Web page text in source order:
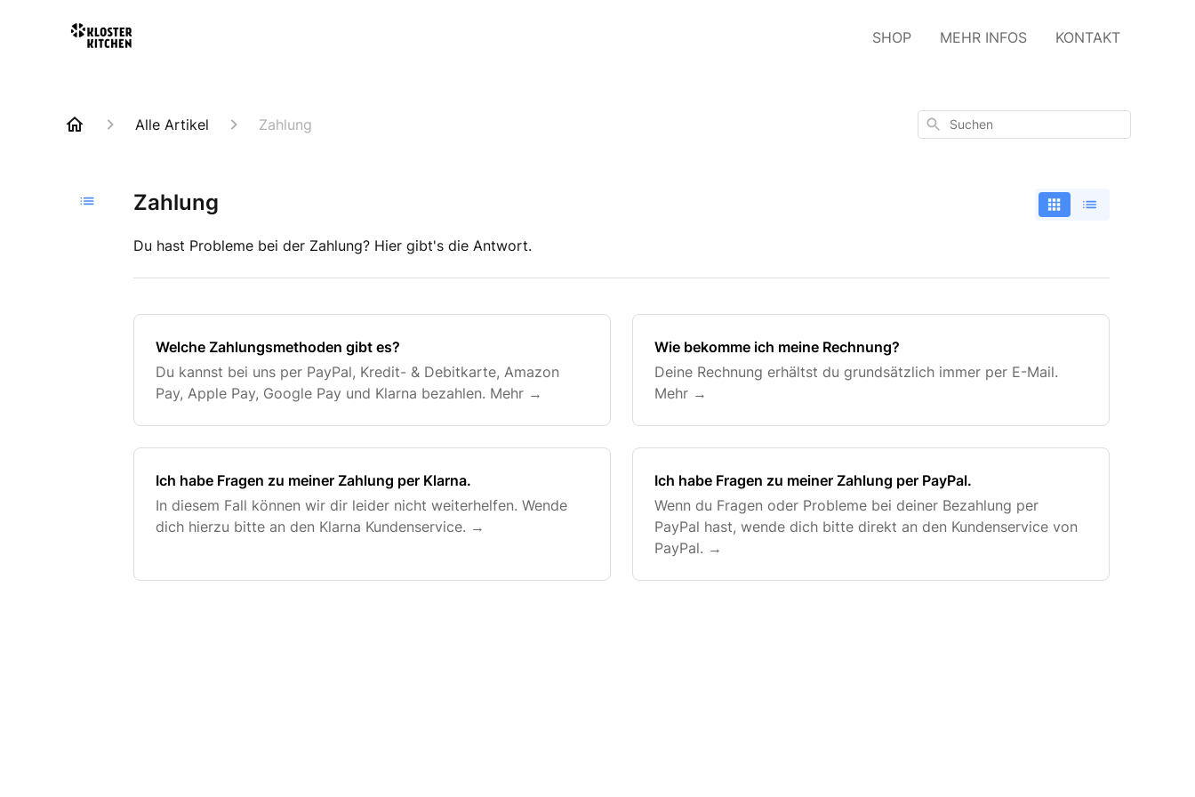
SHOP MEHR INFOS KONTAKT
Alle Artikel Zahlung Suchen
Zahlung
Du hast Probleme bei der Zahlung? Hier gibt's die Antwort.
Welche Zahlungsmethoden gibt es?
Du kannst bei uns per PayPal, Kredit- & Debitkarte, Amazon
Pay, Apple Pay, Google Pay und Klarna bezahlen. Mehr →
Wie bekomme ich meine Rechnung?
Deine Rechnung erhältst du grundsätzlich immer per E-Mail.
Mehr →
Ich habe Fragen zu meiner Zahlung per Klarna.
In diesem Fall können wir dir leider nicht weiterhelfen. Wende
dich hierzu bitte an den Klarna Kundenservice. →
Ich habe Fragen zu meiner Zahlung per PayPal.
Wenn du Fragen oder Probleme bei deiner Bezahlung per
PayPal hast, wende dich bitte direkt an den Kundenservice von
PayPal. →